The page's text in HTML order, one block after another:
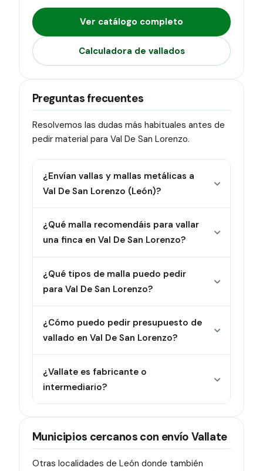
Ver catálogo completo
Calculadora de vallados
Preguntas frecuentes
Resolvemos las dudas más habituales antes de
pedir material para Val De San Lorenzo.
¿Envían vallas y mallas metálicas a
Val De San Lorenzo (León)?
¿Qué malla recomendáis para vallar
una finca en Val De San Lorenzo?
¿Qué tipos de malla puedo pedir
para Val De San Lorenzo?
¿Cómo puedo pedir presupuesto de
vallado en Val De San Lorenzo?
¿Vallate es fabricante o
intermediario?
Municipios cercanos con envío Vallate
Otras localidades de León donde también